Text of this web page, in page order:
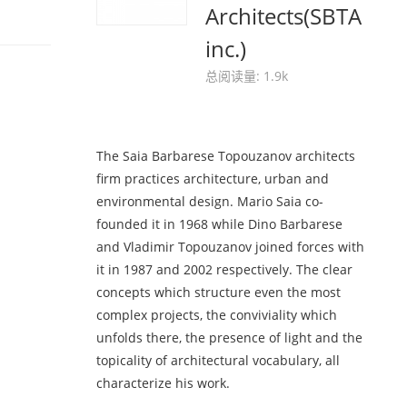
Architects(SBTA
inc.)
总阅读量: 1.9k
The Saia Barbarese Topouzanov architects
firm practices architecture, urban and
environmental design. Mario Saia co-
founded it in 1968 while Dino Barbarese
and Vladimir Topouzanov joined forces with
it in 1987 and 2002 respectively. The clear
concepts which structure even the most
complex projects, the conviviality which
unfolds there, the presence of light and the
topicality of architectural vocabulary, all
characterize his work.